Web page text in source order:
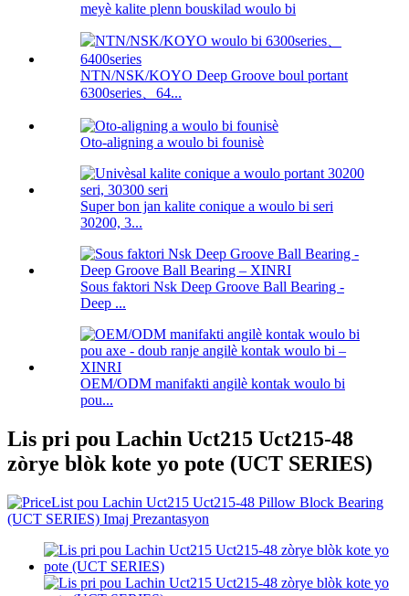
meyè kalite plenn bouskilad woulo bi
NTN/NSK/KOYO Deep Groove boul portant
6300series、64...
Oto-aligning a woulo bi founisè
Super bon jan kalite conique a woulo bi seri
30200, 3...
Sous faktori Nsk Deep Groove Ball Bearing -
Deep ...
OEM/ODM manifakti angilè kontak woulo bi
pou...
Lis pri pou Lachin Uct215 Uct215-48
zòrye blòk kote yo pote (UCT SERIES)